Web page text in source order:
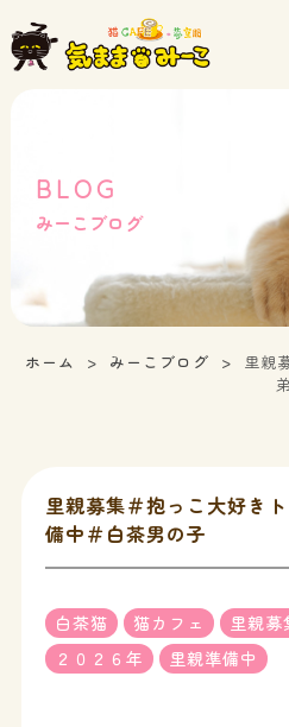
BLOG
みーこブログ
ホーム みーこブログ
里親
里親募集＃抱っこ大好き
備中＃白茶男の子
白茶猫 猫カフェ 里親募
２０２６年
里親準備中